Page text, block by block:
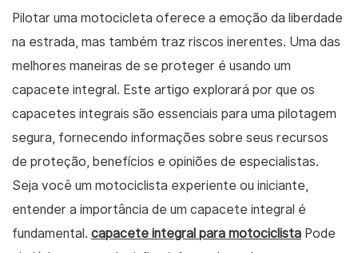
Pilotar uma motocicleta oferece a emoção da liberdade
na estrada, mas também traz riscos inerentes. Uma das
melhores maneiras de se proteger é usando um
capacete integral. Este artigo explorará por que os
capacetes integrais são essenciais para uma pilotagem
segura, fornecendo informações sobre seus recursos
de proteção, benefícios e opiniões de especialistas.
Seja você um motociclista experiente ou iniciante,
entender a importância de um capacete integral é
fundamental. capacete integral para motociclista Pode